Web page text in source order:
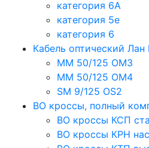
категория 6A
категория 5e
категория 6
Кабель оптический
MM 50/125 OM3
MM 50/125 OM4
SM 9/125 OS2
ВО кроссы, полный
ВО кроссы КСП
ВО кроссы КРН